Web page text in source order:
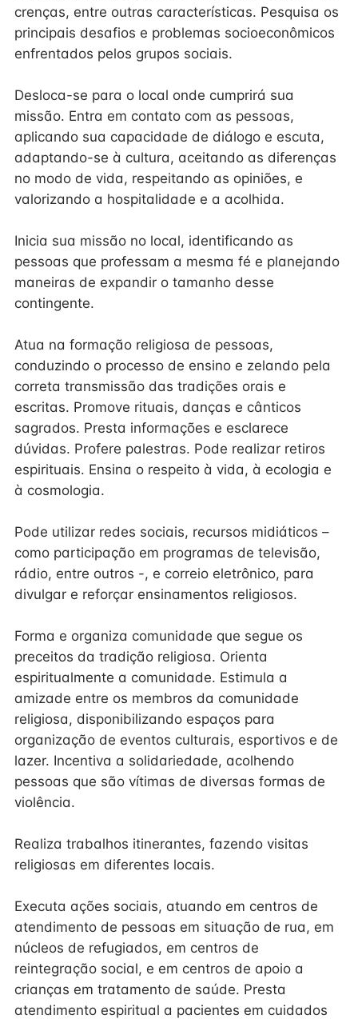
crenças, entre outras características. Pesquisa os
principais desafios e problemas socioeconômicos
enfrentados pelos grupos sociais.
Desloca-se para o local onde cumprirá sua
missão. Entra em contato com as pessoas,
aplicando sua capacidade de diálogo e escuta,
adaptando-se à cultura, aceitando as diferenças
no modo de vida, respeitando as opiniões, e
valorizando a hospitalidade e a acolhida.
Inicia sua missão no local, identificando as
pessoas que professam a mesma fé e planejando
maneiras de expandir o tamanho desse
contingente.
Atua na formação religiosa de pessoas,
conduzindo o processo de ensino e zelando pela
correta transmissão das tradições orais e
escritas. Promove rituais, danças e cânticos
sagrados. Presta informações e esclarece
dúvidas. Profere palestras. Pode realizar retiros
espirituais. Ensina o respeito à vida, à ecologia e
à cosmologia.
Pode utilizar redes sociais, recursos midiáticos –
como participação em programas de televisão,
rádio, entre outros -, e correio eletrônico, para
divulgar e reforçar ensinamentos religiosos.
Forma e organiza comunidade que segue os
preceitos da tradição religiosa. Orienta
espiritualmente a comunidade. Estimula a
amizade entre os membros da comunidade
religiosa, disponibilizando espaços para
organização de eventos culturais, esportivos e de
lazer. Incentiva a solidariedade, acolhendo
pessoas que são vítimas de diversas formas de
violência.
Realiza trabalhos itinerantes, fazendo visitas
religiosas em diferentes locais.
Executa ações sociais, atuando em centros de
atendimento de pessoas em situação de rua, em
núcleos de refugiados, em centros de
reintegração social, e em centros de apoio a
crianças em tratamento de saúde. Presta
atendimento espiritual a pacientes em cuidados